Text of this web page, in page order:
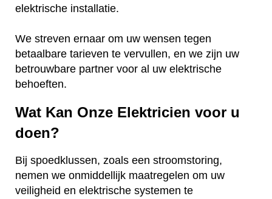
elektrische installatie.
We streven ernaar om uw wensen tegen
betaalbare tarieven te vervullen, en we zijn uw
betrouwbare partner voor al uw elektrische
behoeften.
Wat Kan Onze Elektricien voor u
doen?
Bij spoedklussen, zoals een stroomstoring,
nemen we onmiddellijk maatregelen om uw
veiligheid en elektrische systemen te